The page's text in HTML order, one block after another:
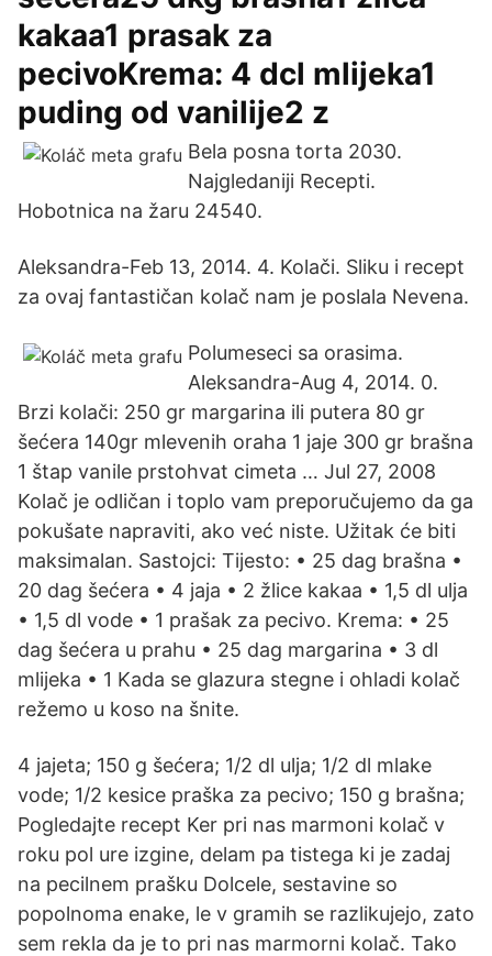
kakaa1 prasak za
pecivoKrema: 4 dcl mlijeka1
puding od vanilije2 z
Bela posna torta 2030.
Najgledaniji Recepti.
Hobotnica na žaru 24540.
Aleksandra-Feb 13, 2014. 4. Kolači. Sliku i recept
za ovaj fantastičan kolač nam je poslala Nevena.
Polumeseci sa orasima.
Aleksandra-Aug 4, 2014. 0.
Brzi kolači: 250 gr margarina ili putera 80 gr
šećera 140gr mlevenih oraha 1 jaje 300 gr brašna
1 štap vanile prstohvat cimeta … Jul 27, 2008
Kolač je odličan i toplo vam preporučujemo da ga
pokušate napraviti, ako već niste. Užitak će biti
maksimalan. Sastojci: Tijesto: • 25 dag brašna •
20 dag šećera • 4 jaja • 2 žlice kakaa • 1,5 dl ulja
• 1,5 dl vode • 1 prašak za pecivo. Krema: • 25
dag šećera u prahu • 25 dag margarina • 3 dl
mlijeka • 1 Kada se glazura stegne i ohladi kolač
režemo u koso na šnite.
4 jajeta; 150 g šećera; 1/2 dl ulja; 1/2 dl mlake
vode; 1/2 kesice praška za pecivo; 150 g brašna;
Pogledajte recept Ker pri nas marmoni kolač v
roku pol ure izgine, delam pa tistega ki je zadaj
na pecilnem prašku Dolcele, sestavine so
popolnoma enake, le v gramih se razlikujejo, zato
sem rekla da je to pri nas marmorni kolač. Tako